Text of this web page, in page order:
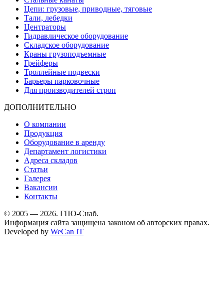
Цепи: грузовые, приводные, тяговые
Тали, лебедки
Центраторы
Гидравлическое оборудование
Складское оборудование
Краны грузоподъемные
Грейферы
Троллейные подвески
Барьеры парковочные
Для производителей строп
ДОПОЛНИТЕЛЬНО
О компании
Продукция
Оборудование в аренду
Департамент логистики
Адреса складов
Статьи
Галерея
Вакансии
Контакты
© 2005 — 2026. ГПО-Снаб.
Информация сайта защищена законом об авторских правах.
Developed by WeCan IT